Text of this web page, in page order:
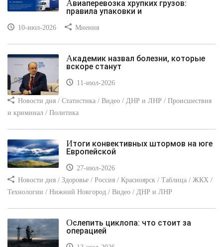
Авиаперевозка хрупких грузов:
правила упаковки и
10-июл-2026 Мнения
Академик назвал болезни, которые
вскоре станут
11-июл-2026
Новости дня / Статистика / Видео / ДНР и ЛНР / Происшествия
и криминал / Политика
Итоги конвективных штормов на юге
Европейской
27-июл-2026
Новости дня / Здоровье / Россия / Красноярск / Таблица / ЖКХ /
Технологии / Нижний Новгород / Видео / ДНР и ЛНР
Ослепить циклопа: что стоит за
операцией